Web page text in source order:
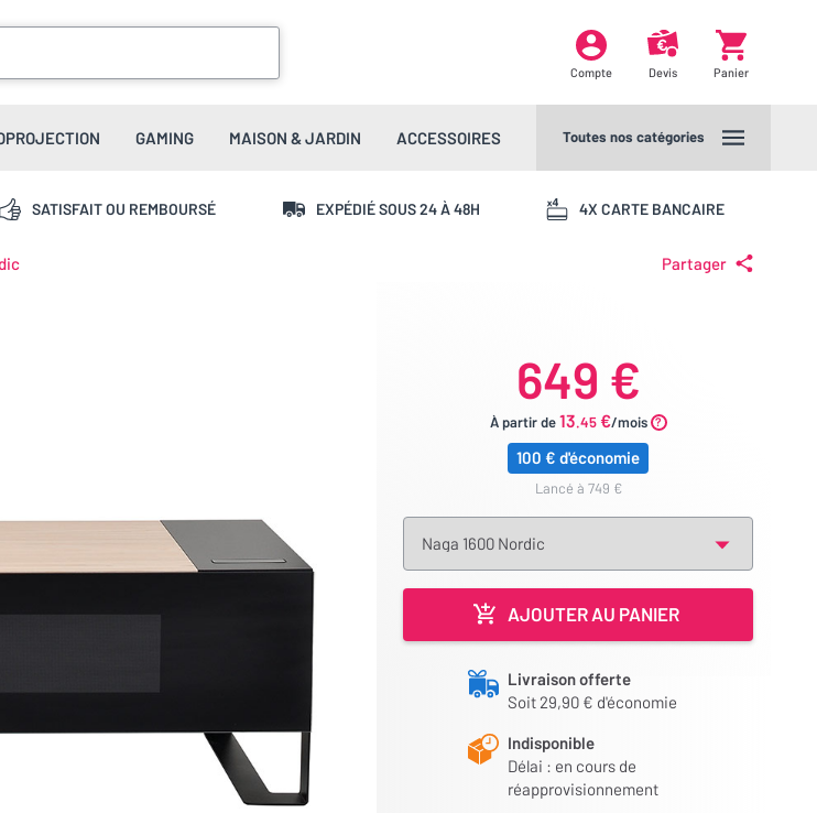
Compte Devis Panier
GAMING MAISON & JARDIN ACCESSOIRES Toutes nos catégories
SATISFAIT OU REMBOURSÉ EXPÉDIÉ SOUS 24 À 48H 4X CARTE BANCAIRE
Partager
649 €
À partir de13.45€/mois
100 € d'économie
lancé à 749 €
AJOUTER AU PANIER
Livraison offerte
Soit 29,90 € d'économie
Indisponible
Délai : en cours de
réapprovisionnement